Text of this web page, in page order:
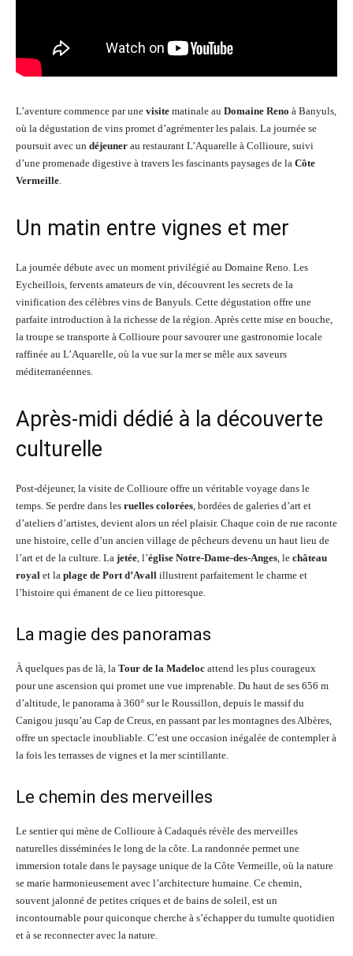
L’aventure commence par une visite matinale au Domaine Reno à Banyuls,
où la dégustation de vins promet d’agrémenter les palais. La journée se
poursuit avec un déjeuner au restaurant L’Aquarelle à Collioure, suivi
d’une promenade digestive à travers les fascinants paysages de la Côte
Vermeille.
Un matin entre vignes et mer
La journée débute avec un moment privilégié au Domaine Reno. Les
Eycheillois, fervents amateurs de vin, découvrent les secrets de la
vinification des célèbres vins de Banyuls. Cette dégustation offre une
parfaite introduction à la richesse de la région. Après cette mise en bouche,
la troupe se transporte à Collioure pour savourer une gastronomie locale
raffinée au L’Aquarelle, où la vue sur la mer se mêle aux saveurs
méditerranéennes.
Après-midi dédié à la découverte
culturelle
Post-déjeuner, la visite de Collioure offre un véritable voyage dans le
temps. Se perdre dans les ruelles colorées, bordées de galeries d’art et
d’ateliers d’artistes, devient alors un réel plaisir. Chaque coin de rue raconte
une histoire, celle d’un ancien village de pêcheurs devenu un haut lieu de
l’art et de la culture. La jetée, l’église Notre-Dame-des-Anges, le château
royal et la plage de Port d’Avall illustrent parfaitement le charme et
l’histoire qui émanent de ce lieu pittoresque.
La magie des panoramas
À quelques pas de là, la Tour de la Madeloc attend les plus courageux
pour une ascension qui promet une vue imprenable. Du haut de ses 656 m
d’altitude, le panorama à 360° sur le Roussillon, depuis le massif du
Canigou jusqu’au Cap de Creus, en passant par les montagnes des Albères,
offre un spectacle inoubliable. C’est une occasion inégalée de contempler à
la fois les terrasses de vignes et la mer scintillante.
Le chemin des merveilles
Le sentier qui mène de Collioure à Cadaqués révèle des merveilles
naturelles disséminées le long de la côte. La randonnée permet une
immersion totale dans le paysage unique de la Côte Vermeille, où la nature
se marie harmonieusement avec l’architecture humaine. Ce chemin,
souvent jalonné de petites criques et de bains de soleil, est un
incontournable pour quiconque cherche à s’échapper du tumulte quotidien
et à se reconnecter avec la nature.